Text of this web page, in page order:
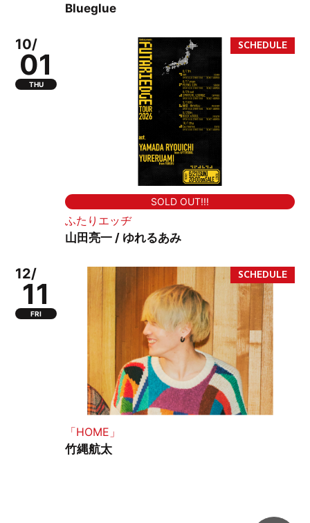
Blueglue
10/
01
THU
SOLD OUT!!!
ふたりエッヂ
山田亮一 / ゆれるあみ
12/
11
FRI
「HOME」
竹縄航太